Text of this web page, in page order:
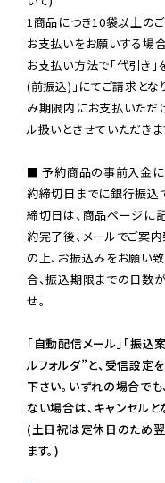
1商品につき10袋以上の
お支払いをお願いする場
お支払い方法で「代引き
(前振込)」にてご請求とな
み期限内にお支払いただ
ル扱いとさせていただきま
■ 予約商品の事前入金に
約締切日までに銀行振込
締切日は、商品ページに
約完了後、メールでご案
の上、お振込みをお願い
合、振込期限までの日数
せ。
「自動配信メール」「振
ルフォルダ”と、受信設定
下さい。いずれの場合で
ない場合は、キャンセル
(土日祝は定休日のため
ます。)